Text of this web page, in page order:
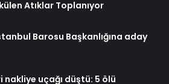
Atıklar Toplanıyor
Barosu Başkanlığına aday
nakliye uçağı düştü: 5 ölü